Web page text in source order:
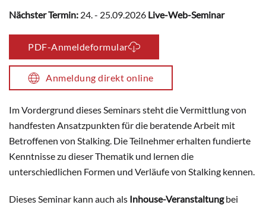
Nächster Termin: 24. - 25.09.2026 Live-Web-Seminar
PDF-Anmeldeformular
Anmeldung direkt online
Im Vordergrund dieses Seminars steht die Vermittlung von
handfesten Ansatzpunkten für die beratende Arbeit mit
Betroffenen von Stalking. Die Teilnehmer erhalten fundierte
Kenntnisse zu dieser Thematik und lernen die
unterschiedlichen Formen und Verläufe von Stalking kennen.
Dieses Seminar kann auch als Inhouse-Veranstaltungbei